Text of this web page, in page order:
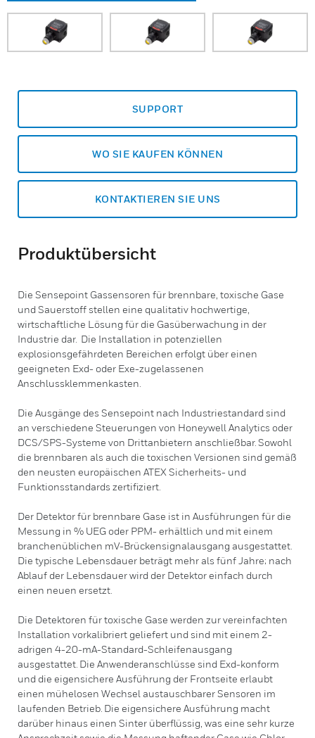
SUPPORT
WO SIE KAUFEN KÖNNEN
KONTAKTIEREN SIE UNS
Produktübersicht
Die Sensepoint Gassensoren für brennbare, toxische Gase
und Sauerstoff stellen eine qualitativ hochwertige,
wirtschaftliche Lösung für die Gasüberwachung in der
Industrie dar. Die Installation in potenziellen
explosionsgefährdeten Bereichen erfolgt über einen
geeigneten Exd- oder Exe-zugelassenen
Anschlussklemmenkasten.
Die Ausgänge des Sensepoint nach Industriestandard sind
an verschiedene Steuerungen von Honeywell Analytics oder
DCS/SPS-Systeme von Drittanbietern anschließbar. Sowohl
die brennbaren als auch die toxischen Versionen sind gemäß
den neusten europäischen ATEX Sicherheits- und
Funktionsstandards zertifiziert.
Der Detektor für brennbare Gase ist in Ausführungen für die
Messung in % UEG oder PPM- erhältlich und mit einem
branchenüblichen mV-Brückensignalausgang ausgestattet.
Die typische Lebensdauer beträgt mehr als fünf Jahre; nach
Ablauf der Lebensdauer wird der Detektor einfach durch
einen neuen ersetzt.
Die Detektoren für toxische Gase werden zur vereinfachten
Installation vorkalibriert geliefert und sind mit einem 2-
adrigen 4-20-mA-Standard-Schleifenausgang
ausgestattet. Die Anwenderanschlüsse sind Exd-konform
und die eigensichere Ausführung der Frontseite erlaubt
einen mühelosen Wechsel austauschbarer Sensoren im
laufenden Betrieb. Die eigensichere Ausführung macht
darüber hinaus einen Sinter überflüssig, was eine sehr kurze